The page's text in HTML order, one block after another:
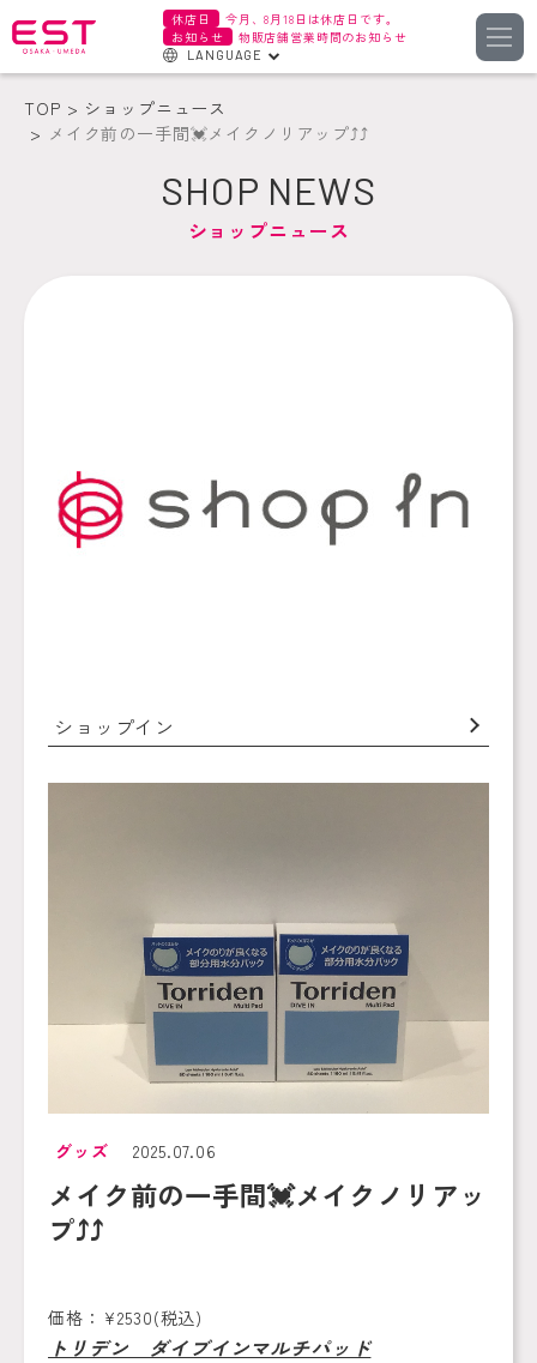
休店日
今月、8月18日は休店日です。
お知らせ
物販店舗営業時間のお知らせ
LANGUAGE
한국어
TOP
ショップニュース
メイク前の一手間💓メイクノリアップ⤴️⤴️
SHOP NEWS
ショップニュース
ショップイン
グッズ 2025.07.06
メイク前の一手間💓メイクノリアッ
プ⤴️⤴️
価格：¥2530(税込)
トリデン ダイブインマルチパッド